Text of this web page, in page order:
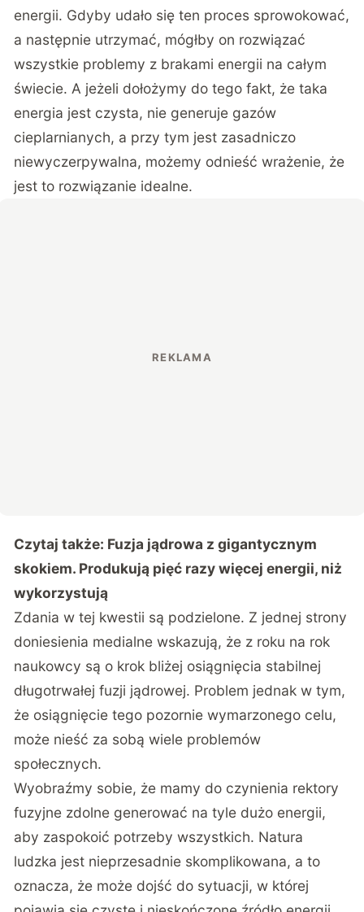
energii. Gdyby udało się ten proces sprowokować,
a następnie utrzymać, mógłby on rozwiązać
wszystkie problemy z brakami energii na całym
świecie. A jeżeli dołożymy do tego fakt, że taka
energia jest czysta, nie generuje gazów
cieplarnianych, a przy tym jest zasadniczo
niewyczerpywalna, możemy odnieść wrażenie, że
jest to rozwiązanie idealne.
Czytaj także: Fuzja jądrowa z gigantycznym
skokiem. Produkują pięć razy więcej energii, niż
wykorzystują
Zdania w tej kwestii są podzielone. Z jednej strony
doniesienia medialne wskazują, że z roku na rok
naukowcy są o krok bliżej osiągnięcia stabilnej
długotrwałej fuzji jądrowej. Problem jednak w tym,
że osiągnięcie tego pozornie wymarzonego celu,
może nieść za sobą wiele problemów
społecznych.
Wyobraźmy sobie, że mamy do czynienia rektory
fuzyjne zdolne generować na tyle dużo energii,
aby zaspokoić potrzeby wszystkich. Natura
ludzka jest nieprzesadnie skomplikowana, a to
oznacza, że może dojść do sytuacji, w której